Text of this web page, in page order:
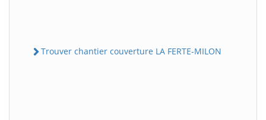
Trouver chantier couverture LA FERTE-MILON